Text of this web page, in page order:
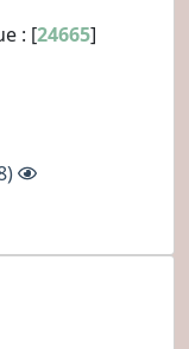
: [24665]